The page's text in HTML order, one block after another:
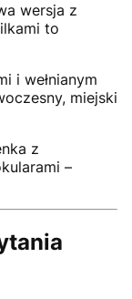
wersja z
to
i wełnianym
miejski
z
–